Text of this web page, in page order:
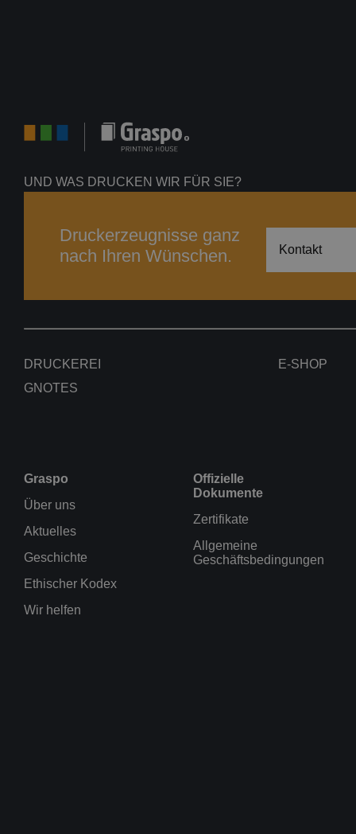
UND WAS DRUCKEN WIR FÜR SIE?
Druckerzeugnisse ganz
nach Ihren Wünschen.
Kontakt
DRUCKEREI
GNOTES
E-SHOP
Graspo
Über uns
Aktuelles
Geschichte
Ethischer Kodex
Wir helfen
Offizielle
Dokumente
Zertifikate
Allgemeine
Geschäftsbedingungen